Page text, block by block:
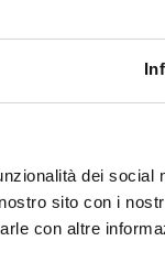
dei social
sito con i
con altre